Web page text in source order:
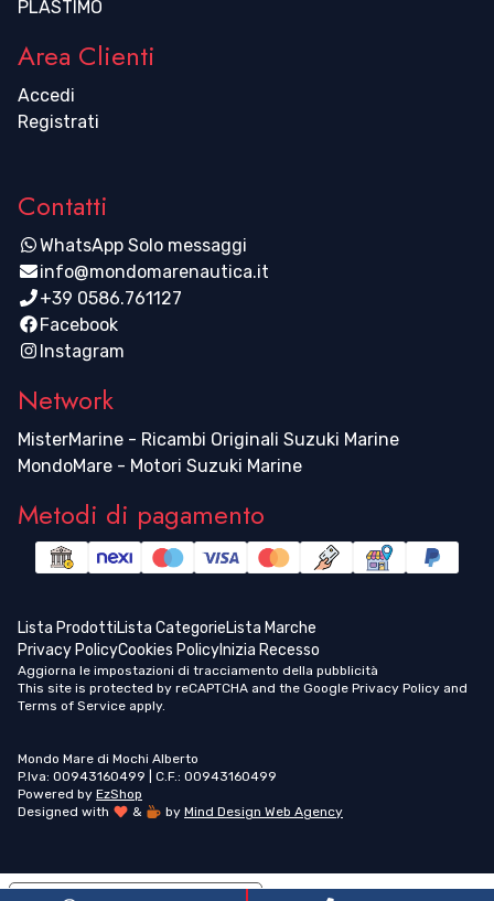
PLASTIMO
Area Clienti
Accedi
Registrati
Contatti
WhatsApp Solo messaggi
info@mondomarenautica.it
+39 0586.761127
Facebook
Instagram
Network
MisterMarine - Ricambi Originali Suzuki Marine
MondoMare - Motori Suzuki Marine
Metodi di pagamento
Lista ProdottiLista CategorieLista Marche
Privacy PolicyCookies PolicyInizia Recesso
Aggiorna le impostazioni di tracciamento della pubblicità
This site is protected by reCAPTCHA and the Google Privacy Policy and
Terms of Service apply.
Mondo Mare di Mochi Alberto
P.Iva: 00943160499 | C.F.: 00943160499
Powered by EzShop
Designed with
& by Mind Design Web Agency